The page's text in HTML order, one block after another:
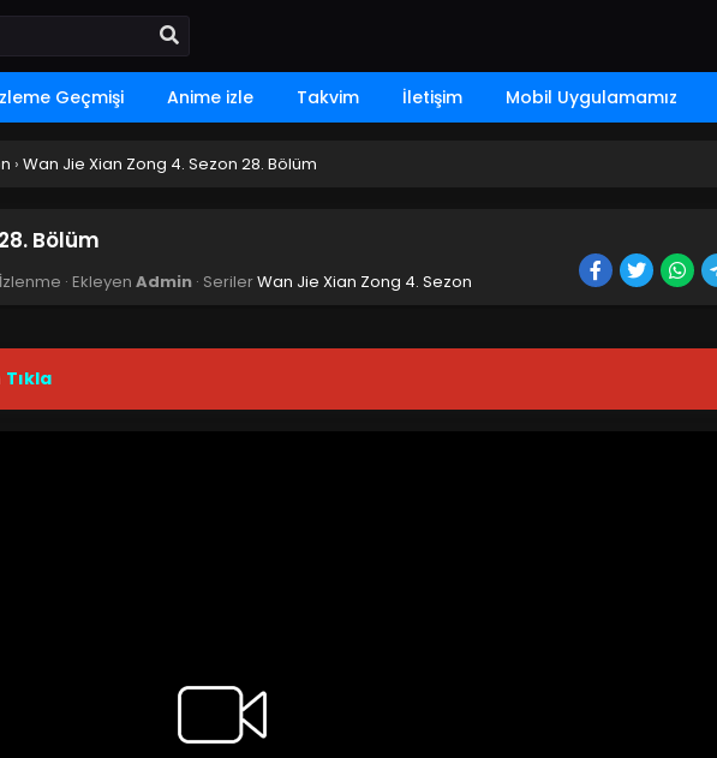
Geçmişi Anime izle Takvim İletişim Mobil Uygulamamız
› Wan Jie Xian Zong 4. Sezon 28. Bölüm
Bölüm
· Ekleyen Admin · SerilerWan Jie Xian Zong 4. Sezon
Tıkla